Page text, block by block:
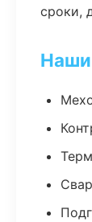
сроки,
Наши